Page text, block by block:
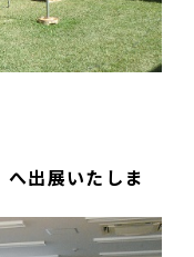
出展いたしま